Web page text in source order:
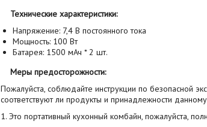
Технические характеристики:
Напряжение: 7,4 В постоянного тока
Мощность: 100 Вт
Батарея: 1500 мАч * 2 шт.
Меры предосторожности:
Пожалуйста, соблюдайте инструкции по безопасной
соответствуют ли продукты и принадлежности
1. Это портативный кухонный комбайн, пожалуйста,